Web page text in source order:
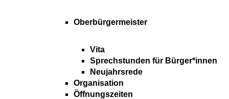
Oberbürgermeister
Vita
Sprechstunden für Bürger*innen
Neujahrsrede
Organisation
Öffnungszeiten